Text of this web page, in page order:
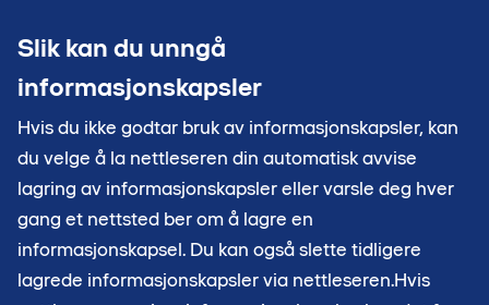
Slik kan du unngå
informasjonskapsler
Hvis du ikke godtar bruk av informasjonskapsler, kan
du velge å la nettleseren din automatisk avvise
lagring av informasjonskapsler eller varsle deg hver
gang et nettsted ber om å lagre en
informasjonskapsel. Du kan også slette tidligere
lagrede informasjonskapsler via nettleseren.Hvis